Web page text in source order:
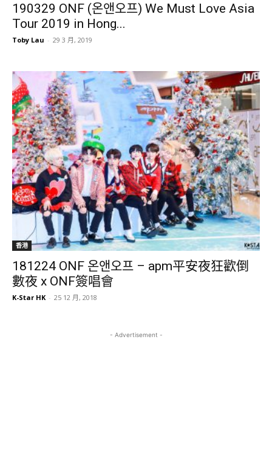
190329 ONF (온앤오프) We Must Love Asia
Tour 2019 in Hong...
Toby Lau - 29 3 月, 2019
香港
181224 ONF 온앤오프 – apm平安夜狂歡倒
數夜 x ONF簽唱會
K-Star HK - 25 12 月, 2018
- Advertisement -